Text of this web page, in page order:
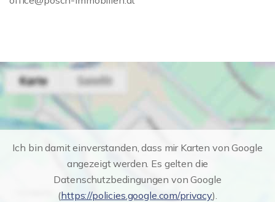
Ich bin damit einverstanden, dass mir Karten von Google
angezeigt werden. Es gelten die
Datenschutzbedingungen von Google
(https://policies.google.com/privacy).